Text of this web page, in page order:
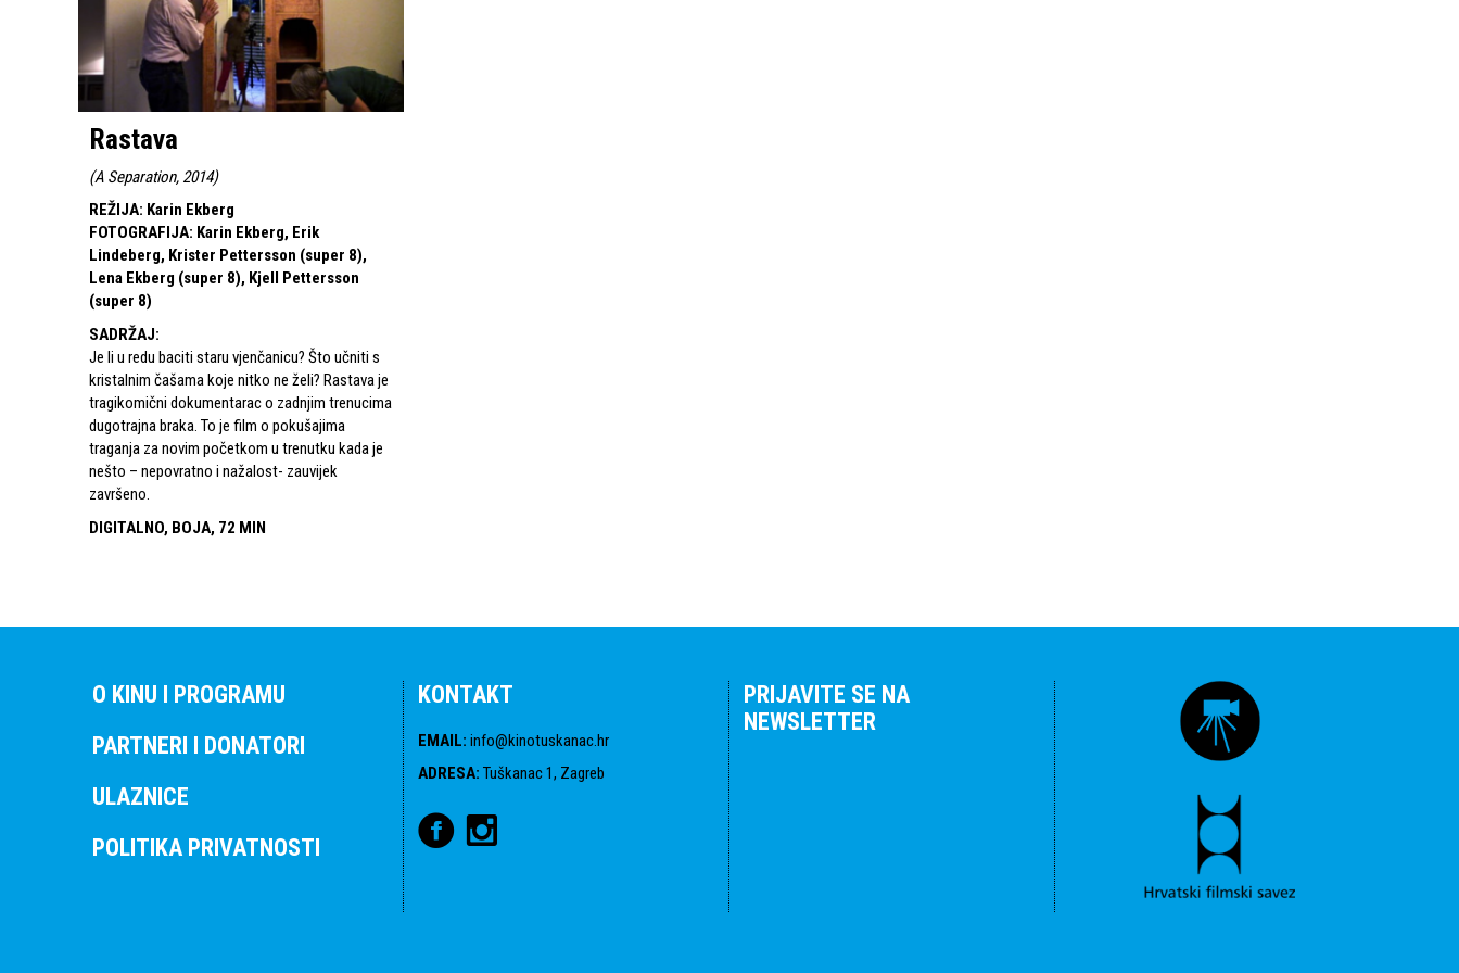
Rastava
(A Separation, 2014)
REŽIJA: Karin Ekberg
FOTOGRAFIJA: Karin Ekberg, Erik
Lindeberg, Krister Pettersson (super 8),
Lena Ekberg (super 8), Kjell Pettersson
(super 8)
SADRŽAJ:
Je li u redu baciti staru vjenčanicu? Što učniti s
kristalnim čašama koje nitko ne želi? Rastava je
tragikomični dokumentarac o zadnjim trenucima
dugotrajna braka. To je film o pokušajima
traganja za novim početkom u trenutku kada je
nešto – nepovratno i nažalost- zauvijek
završeno.
DIGITALNO, BOJA, 72 MIN
O KINU I PROGRAMU
PARTNERI I DONATORI
ULAZNICE
POLITIKA PRIVATNOSTI
KONTAKT
EMAIL: info@kinotuskanac.hr
ADRESA: Tuškanac 1, Zagreb
PRIJAVITE SE NA
NEWSLETTER